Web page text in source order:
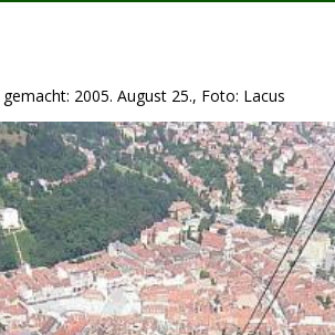
gemacht: 2005. August 25., Foto: Lacus